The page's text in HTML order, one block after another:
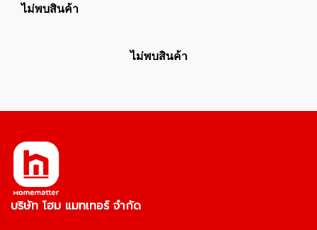
ไม่พบสินค้า
ไม่พบสินค้า
บริษัท โฮม แมทเทอร์ จำกัด